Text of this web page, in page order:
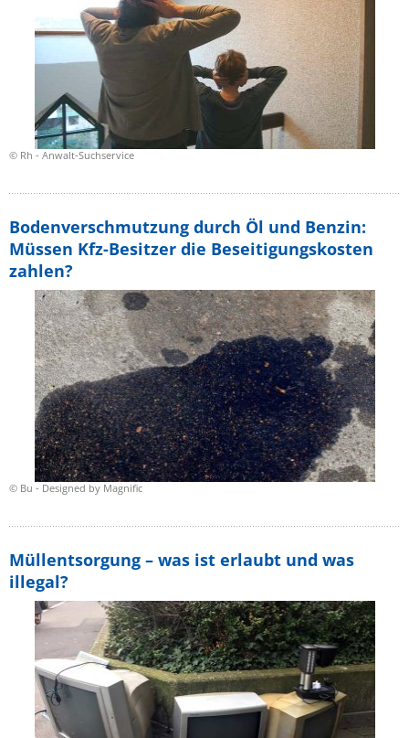
© Rh - Anwalt-Suchservice
© Bu - Designed by Magnific
Bodenverschmutzung durch Öl und Benzin:
Müssen Kfz-Besitzer die Beseitigungskosten
zahlen?
Müllentsorgung – was ist erlaubt und was
illegal?